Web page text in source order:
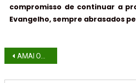
compromisso de continuar a
Evangelho, sempre abrasados
AMAI OS VOSSOS INIMIGOS